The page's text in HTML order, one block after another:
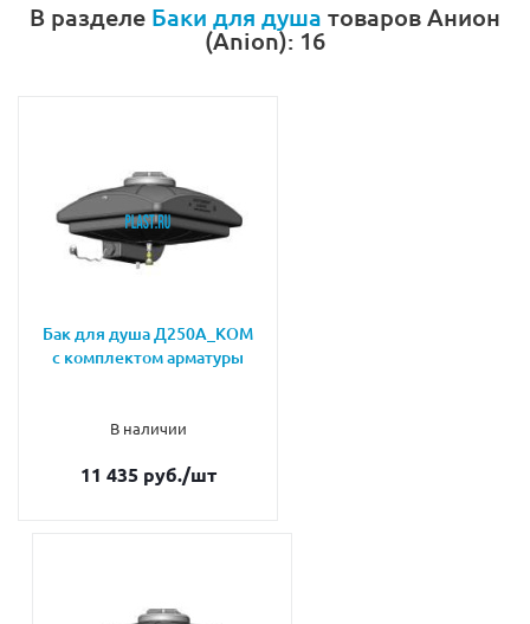
В разделе Баки для душа товаров Анион
(Anion): 16
Бак для душа Д250А_КОМ
с комплектом арматуры
В наличии
11 435 руб./шт